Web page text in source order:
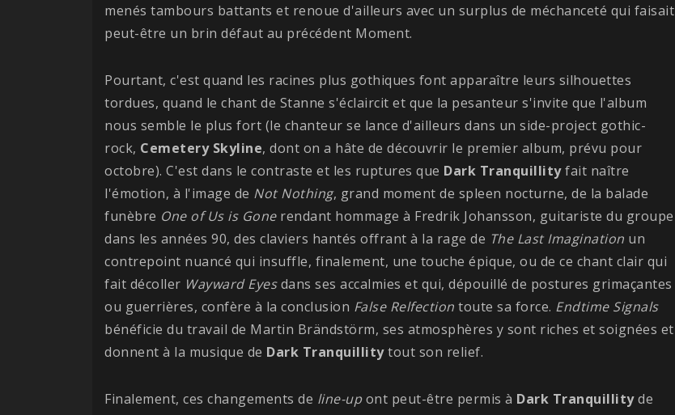
menés tambours battants et renoue d'ailleurs avec un surplus de méchanceté qui faisait
peut-être un brin défaut au précédent Moment.
Pourtant, c'est quand les racines plus gothiques font apparaître leurs silhouettes
tordues, quand le chant de Stanne s'éclaircit et que la pesanteur s'invite que l'album
nous semble le plus fort (le chanteur se lance d'ailleurs dans un side-project gothic-
rock, Cemetery Skyline, dont on a hâte de découvrir le premier album, prévu pour
octobre). C'est dans le contraste et les ruptures que Dark Tranquillityfait naître
l'émotion, à l'image de Not Nothing, grand moment de spleen nocturne, de la balade
funèbre One of Us is Gonerendant hommage à Fredrik Johansson, guitariste du groupe
dans les années 90, des claviers hantés offrant à la rage de The Last Imagination un
contrepoint nuancé qui insuffle, finalement, une touche épique, ou de ce chant clair qui
fait décoller Wayward Eyesdans ses accalmies et qui, dépouillé de postures grimaçantes
ou guerrières, confère à la conclusion False Relfection toute sa force. Endtime Signals
bénéficie du travail de Martin Brändstörm, ses atmosphères y sont riches et soignées et
donnent à la musique de Dark Tranquillitytout son relief.
Finalement, ces changements de line-upont peut-être permis à Dark Tranquillityde